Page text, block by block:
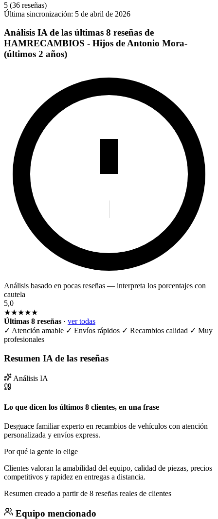
5 (36 reseñas)
Última sincronización: 5 de abril de 2026
Análisis IA de las últimas 8 reseñas de
HAMRECAMBIOS - Hijos de Antonio Mora-
(últimos 2 años)
Análisis basado en pocas reseñas — interpreta los porcentajes con
cautela
5,0
★★★★★
Últimas 8 reseñas · ver todas
✓ Atención amable ✓ Envíos rápidos ✓ Recambios calidad ✓ Muy
profesionales
Resumen IA de las reseñas
Análisis IA
Lo que dicen los últimos 8 clientes, en una frase
Desguace familiar experto en recambios de vehículos con atención
personalizada y envíos express.
Por qué la gente lo elige
Clientes valoran la amabilidad del equipo, calidad de piezas, precios
competitivos y rapidez en entregas a distancia.
Resumen creado a partir de 8 reseñas reales de clientes
Equipo mencionado